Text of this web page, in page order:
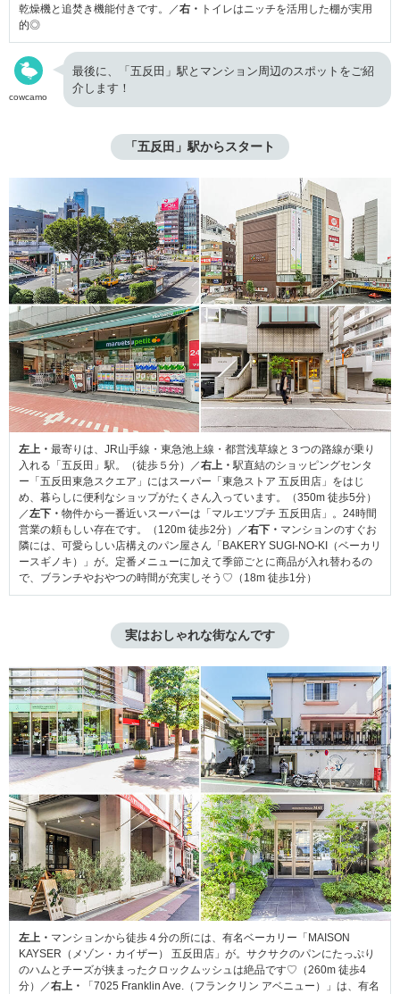
乾燥機と追焚き機能付きです。／右・ トイレはニッチを活用した棚が実用
的◎
cowcamo
最後に、「五反田」駅とマンション周辺のスポットをご紹
介します！
「五反田」駅からスタート
左上・ 最寄りは、JR山手線・東急池上線・都営浅草線と３つの路線が乗り
入れる「五反田」駅。（徒歩５分）／右上・駅直結のショッピングセンタ
ー「五反田東急スクエア」にはスーパー「東急ストア 五反田店」をはじ
め、暮らしに便利なショップがたくさん入っています。（350m 徒歩5分）
／左下・ 物件から一番近いスーパーは「マルエツプチ 五反田店」。24時間
営業の頼もしい存在です。（120m 徒歩2分）／右下・ マンションのすぐお
隣には、可愛らしい店構えのパン屋さん「BAKERY SUGI-NO-KI（ベーカリ
ースギノキ）」が。定番メニューに加えて季節ごとに商品が入れ替わるの
で、ブランチやおやつの時間が充実しそう♡（18m 徒歩1分）
実はおしゃれな街なんです
左上・ マンションから徒歩４分の所には、有名ベーカリー「MAISON
KAYSER（メゾン・カイザー） 五反田店」が。サクサクのパンにたっぷり
のハムとチーズが挟まったクロックムッシュは絶品です♡（260m 徒歩4
分）／右上・
「7025 Franklin Ave.（フランクリン アベニュー）」は、有名